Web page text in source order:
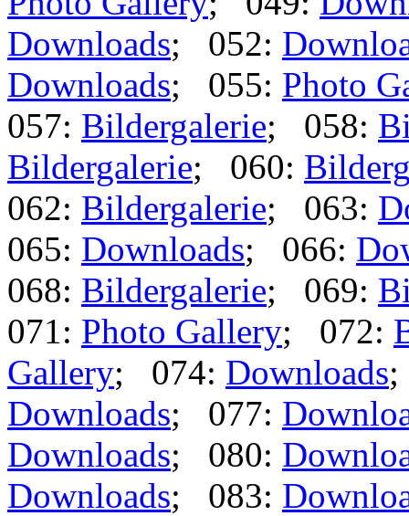
Downloads; 052:
Downloads; 055: Photo
057: Bildergalerie; 058:
Bildergalerie; 060:
062: Bildergalerie; 063:
065: Downloads; 066:
068: Bildergalerie; 069:
071: Photo Gallery; 072:
Gallery; 074: Downloads
Downloads; 077:
Downloads; 080:
Downloads; 083: